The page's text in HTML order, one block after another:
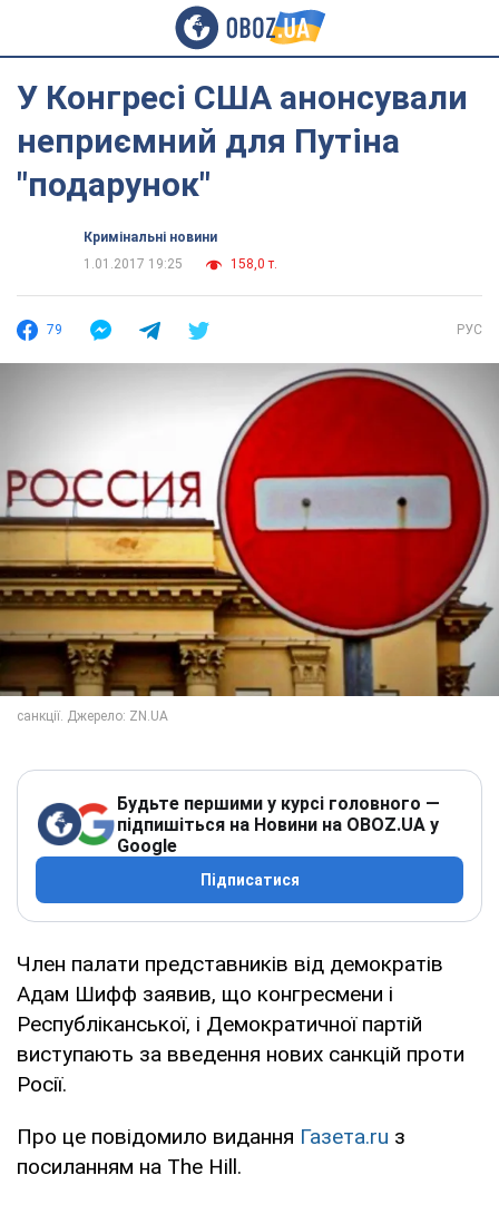
У Конгресі США анонсували
неприємний для Путіна
"подарунок"
Кримінальні новини
1.01.2017 19:25
158,0 т.
79 РУС
Будьте першими у курсі головного —
підпишіться на Новини на OBOZ.UA у
Google
Підписатися
Член палати представників від демократів
Адам Шифф заявив, що конгресмени і
Республіканської, і Демократичної партій
виступають за введення нових санкцій проти
Росії.
Про це повідомило видання Газета.ru з
посиланням на The Hill.